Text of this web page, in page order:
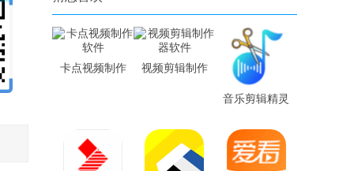
卡点视频制作
视频剪辑制作
音乐剪辑精灵